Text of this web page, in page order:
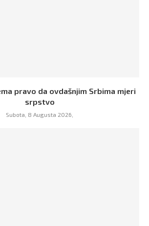
pravo da ovdašnjim Srbima mjeri
srpstvo
Subota, 8 Augusta 2026,